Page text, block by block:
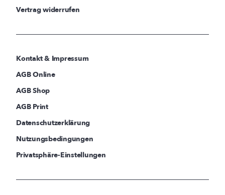
Vertrag widerrufen
Kontakt & Impressum
AGB Online
AGB Shop
AGB Print
Datenschutzerklärung
Nutzungsbedingungen
Privatsphäre-Einstellungen